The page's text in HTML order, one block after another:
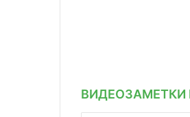
ВИДЕОЗАМЕТКИ